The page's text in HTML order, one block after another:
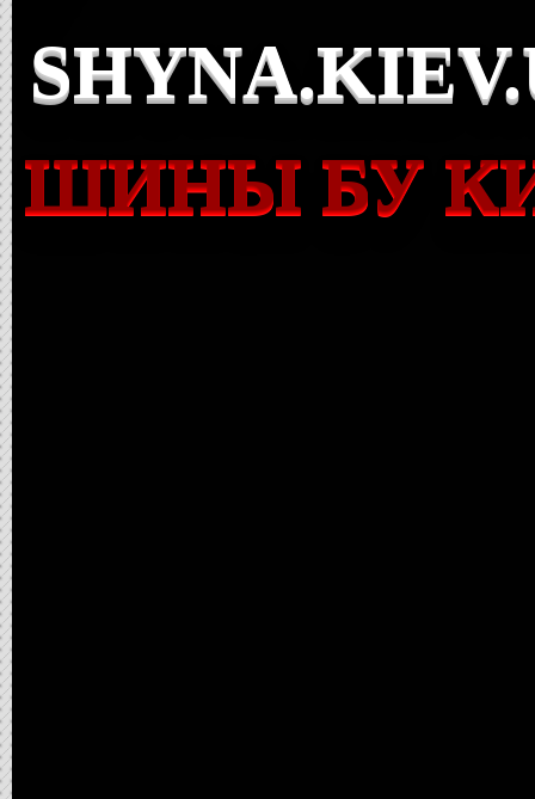
ШИНЫ БУ